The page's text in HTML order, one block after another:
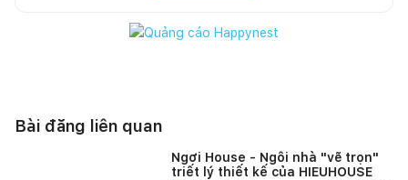
Bài đăng liên quan
Ngơi House - Ngôi nhà "vẽ trọn"
triết lý thiết kế của HIEUHOUSE